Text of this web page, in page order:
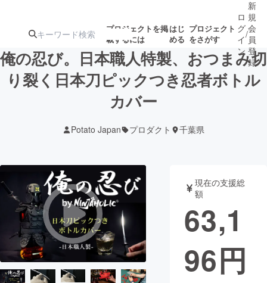
プロジェクトを掲
載するには
はじ
める
プロジェクト
をさがす
注目の新着プロ募集終了が近いプ
テクノロジー・ガジェット
映像・映画 書籍・雑誌
ビジネス・起業 チャレンジ
ロ
グ
イ
ン
/
新
規
会
員
登
録
俺の忍び。日本職人特製、おつまみ切
り裂く日本刀ピックつき忍者ボトル
カバー
Potato Japan プロダクト 千葉県
現在の支援総
額
63,1
96円